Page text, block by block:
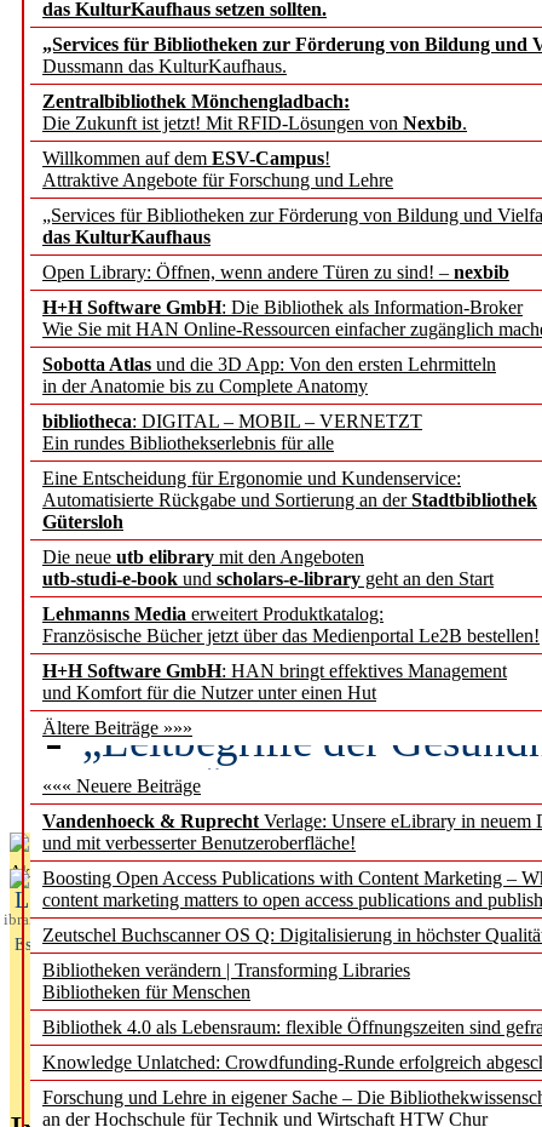
das KulturKaufhaus setzen sollten.
„Services für Bibliotheken zur Förderung von Bildung und
Dussmann das KulturKaufhaus.
Zentralbibliothek Mönchengladbach:
Die Zukunft ist jetzt! Mit RFID-Lösungen von Nexbib.
Willkommen auf dem ESV-Campus!
Attraktive Angebote für Forschung und Lehre
„Services für Bibliotheken zur Förderung von Bildung und
das KulturKaufhaus
Open Library: Öffnen, wenn andere Türen zu sind! – nexbib
H+H Software GmbH: Die Bibliothek als Information-Broker
Wie Sie mit HAN Online-Ressourcen einfacher zugänglich
Sobotta Atlas und die 3D App: Von den ersten Lehrmitteln
in der Anatomie bis zu Complete Anatomy
bibliotheca: DIGITAL – MOBIL – VERNETZT
Ein rundes Bibliothekserlebnis für alle
Eine Entscheidung für Ergonomie und Kundenservice:
Automatisierte Rückgabe und Sortierung an derStadtbibliothek
Gütersloh
Die neue utb elibrary mit den Angeboten
utb-studi-e-book und scholars-e-library geht an den Start
Lehmanns Media erweitert Produktkatalog:
Französische Bücher jetzt über das Medienportal Le2B bestellen!
H+H Software GmbH: HAN bringt effektives Management
und Komfort für die Nutzer unter einen Hut
Ältere Beiträge »»»
««« Neuere Beiträge
Vandenhoeck & Ruprecht Verlage: Unsere eLibrary in neuem
und mit verbesserter Benutzeroberfläche!
Boosting Open Access Publications with Content Marketing –
content marketing matters to open access publications and
Zeutschel Buchscanner OS Q: Digitalisierung in höchster
Bibliotheken verändern | Transforming Libraries
Bibliotheken für Menschen
Bibliothek 4.0 als Lebensraum: flexible Öffnungszeiten sind
Knowledge Unlatched: Crowdfunding-Runde erfolgreich
Forschung und Lehre in eigener Sache – Die
an der Hochschule für Technik und Wirtschaft HTW Chur
Segment Research –
angepasst
konstruktiv!
Mohr Siebeck
und die Zeitschrift für
Francke Attempto
EBSCO Information
Recherchefunktionen in
Sorbisches Institut neu
Geschichte und
Künstliche Intelligenz
besser zu verstehen
„Leitbegriffe der
des BIÖG erscheinen
Aktuelles aus
L
ibrary
Essentials